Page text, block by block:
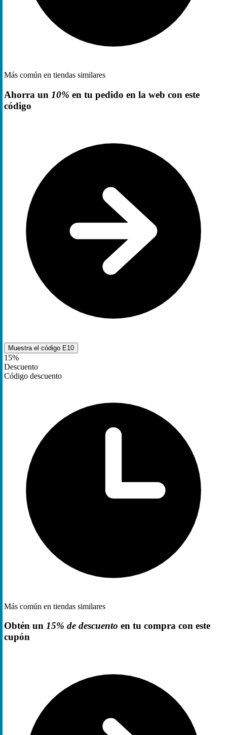
Más común en tiendas similares
Ahorra un 10% en tu pedido en la web con este
código
Muestra el código E10
15%
Descuento
Código descuento
Más común en tiendas similares
Obtén un 15% de descuento en tu compra con este
cupón